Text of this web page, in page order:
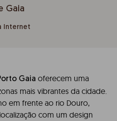
Gaia
Internet
Gaia oferecem uma
mais vibrantes da cidade.
em frente ao rio Douro,
com um design